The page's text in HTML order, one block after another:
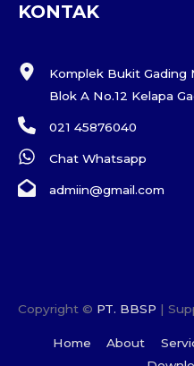
KONTAK
Komplek Bukit Gading
Blok A No.12 Kelapa
021 45876040
Chat Whatsapp
admiin@gmail.com
Copyright © PT. BBSP |
Home About